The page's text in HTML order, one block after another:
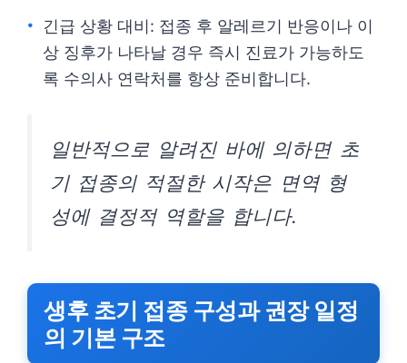
긴급 상황 대비: 접종 후 알레르기 반응이나 이
상 징후가 나타날 경우 즉시 진료가 가능하도
록 수의사 연락처를 항상 준비합니다.
일반적으로 알려진 바에 의하면 초
기 접종의 적절한 시작은 면역 형
성에 결정적 역할을 합니다.
생후 초기 접종 구성과 권장 일정
의 기본 구조